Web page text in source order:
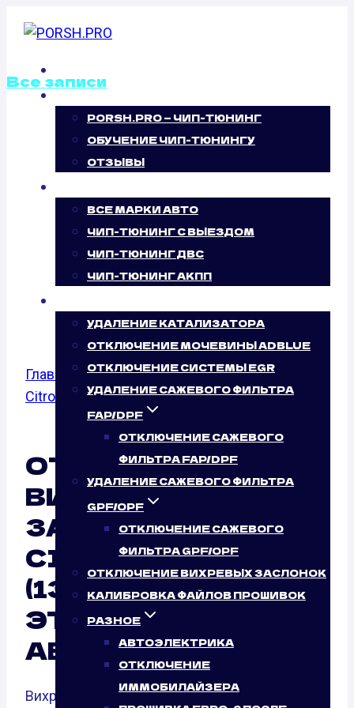
PORSH.PRO — ЧИП-ТЮНИНГ
ОБУЧЕНИЕ ЧИП-ТЮНИНГУ
ОТЗЫВЫ
ВСЕ МАРКИ АВТО
ЧИП-ТЮНИНГ С ВЫЕЗДОМ
ЧИП-ТЮНИНГ ДВС
ЧИП-ТЮНИНГ АКПП
УДАЛЕНИЕ КАТАЛИЗАТОРА
ОТКЛЮЧЕНИЕ МОЧЕВИНЫ ADBLUE
ОТКЛЮЧЕНИЕ СИСТЕМЫ EGR
УДАЛЕНИЕ САЖЕВОГО ФИЛЬТРА
FAP/DPF
ОТКЛЮЧЕНИЕ САЖЕВОГО
ФИЛЬТРА FAP/DPF
УДАЛЕНИЕ САЖЕВОГО ФИЛЬТРА
GPF/OPF
ОТКЛЮЧЕНИЕ САЖЕВОГО
ФИЛЬТРА GPF/OPF
ОТКЛЮЧЕНИЕ ВИХРЕВЫХ ЗАСЛОНОК
КАЛИБРОВКА ФАЙЛОВ ПРОШИВОК
РАЗНОЕ
АВТОЭЛЕКТРИКА
ОТКЛЮЧЕНИЕ
ИММОБИЛАЙЗЕРА
Все записи
ОТКЛЮЧЕНИЕ
ВИХРЕВЫХ
ЗАСЛОНОК
CITROEN C5
2.0 (136 Л.С.)
Главная /Отключение вихревых заслонок
Citroen / C5/ 2.0
ОТКЛЮЧЕНИЕ
ВИХРЕВЫХ
ЗАСЛОНОК
CITROEN C5 2.0
(136 Л.С.): НУЖНО ЛИ
ЭТО ВАШЕМУ
АВТО?
Вихревые заслонки — это элементы